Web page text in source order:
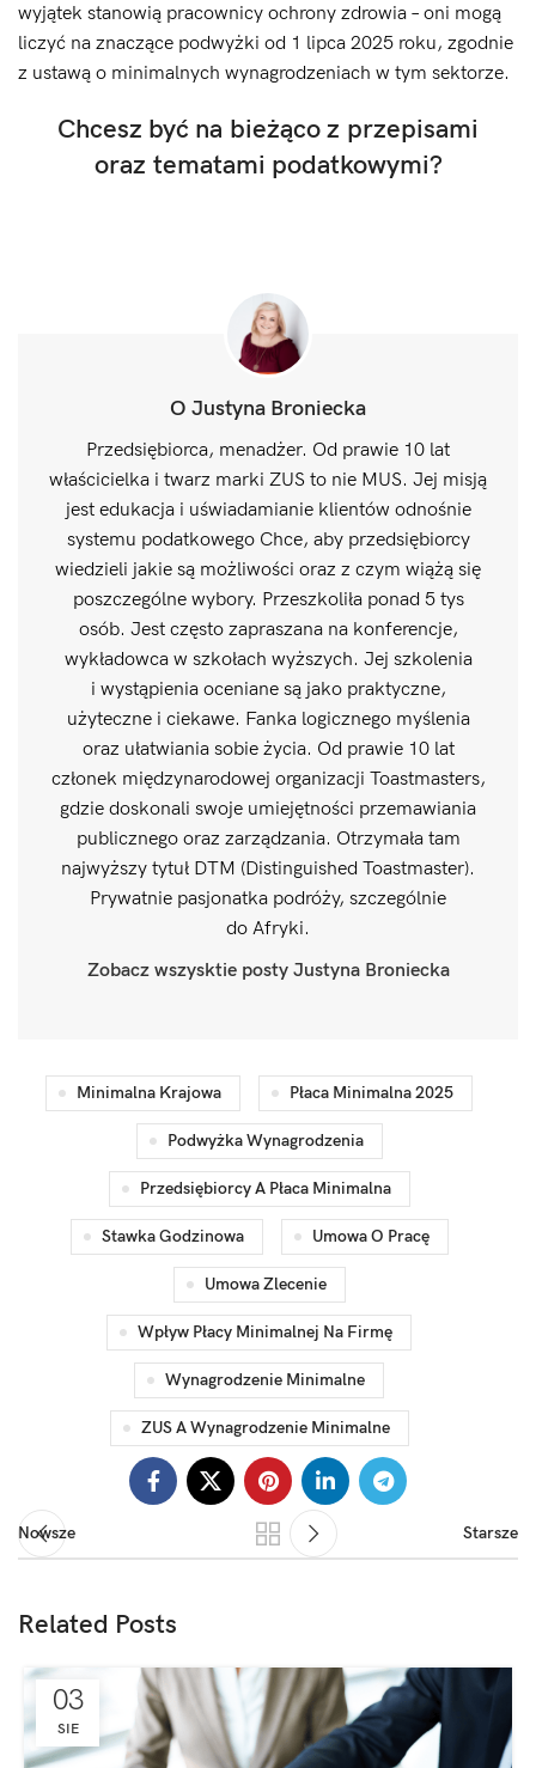
wyjątek stanowią pracownicy ochrony zdrowia – oni mogą
liczyć na znaczące podwyżki od 1 lipca 2025 roku, zgodnie
z ustawą o minimalnych wynagrodzeniach w tym sektorze.
Chcesz być na bieżąco z przepisami
oraz tematami podatkowymi?
O Justyna Broniecka
Przedsiębiorca, menadżer. Od prawie 10 lat
właścicielka i twarz marki ZUS to nie MUS. Jej misją
jest edukacja i uświadamianie klientów odnośnie
systemu podatkowego Chce, aby przedsiębiorcy
wiedzieli jakie są możliwości oraz z czym wiążą się
poszczególne wybory. Przeszkoliła ponad 5 tys
osób. Jest często zapraszana na konferencje,
wykładowca w szkołach wyższych. Jej szkolenia
i wystąpienia oceniane są jako praktyczne,
użyteczne i ciekawe. Fanka logicznego myślenia
oraz ułatwiania sobie życia. Od prawie 10 lat
członek międzynarodowej organizacji Toastmasters,
gdzie doskonali swoje umiejętności przemawiania
publicznego oraz zarządzania. Otrzymała tam
najwyższy tytuł DTM (Distinguished Toastmaster).
Prywatnie pasjonatka podróży, szczególnie
do Afryki.
Zobacz wszysktie posty Justyna Broniecka
Minimalna Krajowa Płaca Minimalna 2025
Podwyżka Wynagrodzenia
Przedsiębiorcy A Płaca Minimalna
Stawka Godzinowa Umowa O Pracę
Umowa Zlecenie
Wpływ Płacy Minimalnej Na Firmę
Wynagrodzenie Minimalne
ZUS A Wynagrodzenie Minimalne
Nowsze Starsze
Related Posts
03
SIE